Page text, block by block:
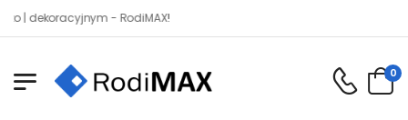
- RodiMAX!
0